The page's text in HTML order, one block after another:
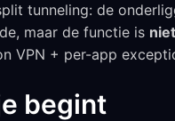
tunneling: de
maar de functie is niet
VPN + per-app
begint